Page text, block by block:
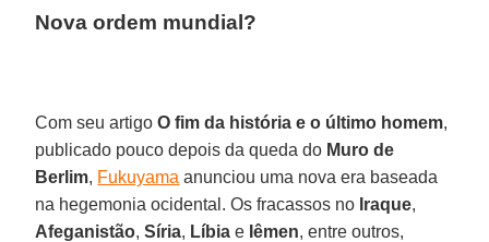
Nova ordem mundial?
Com seu artigoO fim da história e o último homem,
publicado pouco depois da queda do Muro de
Berlim, Fukuyama anunciou uma nova era baseada
na hegemonia ocidental. Os fracassos no Iraque,
Afeganistão,Síria, Líbia e Iêmen, entre outros,